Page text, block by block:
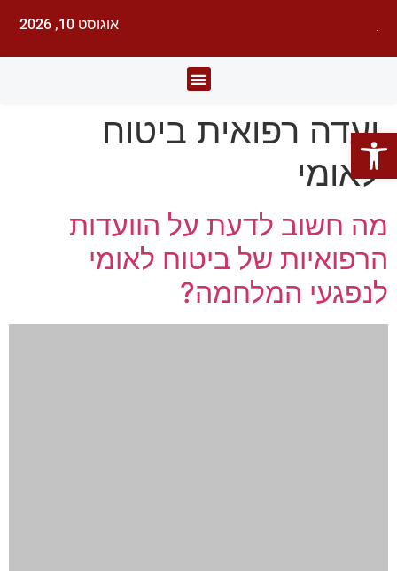
אוגוסט 10, 2026
ועדה רפואית ביטוח
לאומי
מה חשוב לדעת על הוועדות
הרפואיות של ביטוח לאומי
לנפגעי המלחמה?
פתח סרגל נגישות